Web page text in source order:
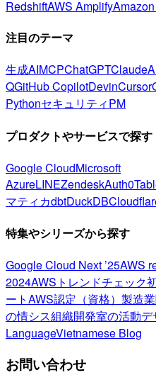
RedshiftAWS Amplify
注目のテーマ
生成AIMCPChatGPTClaude
QGitHub CopilotDevinCursor
PythonセキュリティPM
プロダクトやサービスで探す
Google CloudMicrosoft
AzureLINEZendeskAuth0
マティカdbtDuckDB
特集やシリーズから探す
Google Cloud Next ’25AWS
2024AWSトレンドチェック
ートAWS認定（資格） 製造
の情シス組織開発室の活動デ
LanguageVietnamese Blog
お問い合わせ